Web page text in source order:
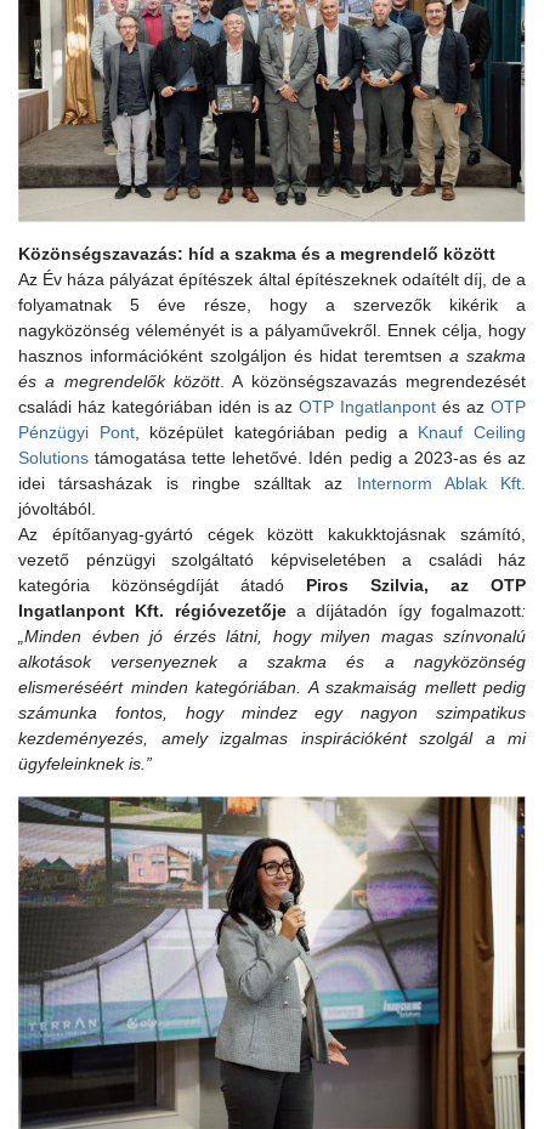
Közönségszavazás: híd a szakma és a megrendelő között
Az Év háza pályázat építészek által építészeknek odaítélt díj, de a
folyamatnak 5 éve része, hogy a szervezők kikérik a
nagyközönség véleményét is a pályaművekről. Ennek célja, hogy
hasznos információként szolgáljon és hidat teremtsen a szakma
és a megrendelők között. A közönségszavazás megrendezését
családi ház kategóriában idén is azOTP Ingatlanpont és azOTP
Pénzügyi Pont, középület kategóriában pedig a Knauf Ceiling
Solutions támogatása tette lehetővé. Idén pedig a 2023-as és az
idei társasházak is ringbe szálltak az Internorm Ablak Kft.
jóvoltából.
Az építőanyag-gyártó cégek között kakukktojásnak számító,
vezető pénzügyi szolgáltató képviseletében a családi ház
kategória közönségdíját átadó Piros Szilvia, az OTP
Ingatlanpont Kft. régióvezetőjea díjátadón így fogalmazott:
„Minden évben jó érzés látni, hogy milyen magas színvonalú
alkotások versenyeznek a szakma és a nagyközönség
elismeréséért minden kategóriában. A szakmaiság mellett pedig
számunka fontos, hogy mindez egy nagyon szimpatikus
kezdeményezés, amely izgalmas inspirációként szolgál a mi
ügyfeleinknek is.”